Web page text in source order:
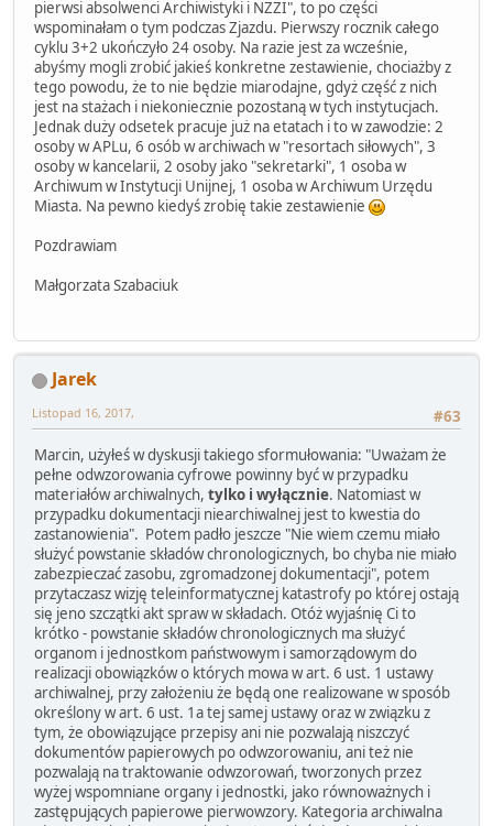
pierwsi absolwenci Archiwistyki i NZZI", to po części
wspominałam o tym podczas Zjazdu. Pierwszy rocznik całego
cyklu 3+2 ukończyło 24 osoby. Na razie jest za wcześnie,
abyśmy mogli zrobić jakieś konkretne zestawienie, chociażby z
tego powodu, że to nie będzie miarodajne, gdyż część z nich
jest na stażach i niekoniecznie pozostaną w tych instytucjach.
Jednak duży odsetek pracuje już na etatach i to w zawodzie: 2
osoby w APLu, 6 osób w archiwach w "resortach siłowych", 3
osoby w kancelarii, 2 osoby jako "sekretarki", 1 osoba w
Archiwum w Instytucji Unijnej, 1 osoba w Archiwum Urzędu
Miasta. Na pewno kiedyś zrobię takie zestawienie
Pozdrawiam
Małgorzata Szabaciuk
Jarek
#63
Listopad 16, 2017,
Marcin, użyłeś w dyskusji takiego sformułowania: "Uważam że
pełne odwzorowania cyfrowe powinny być w przypadku
materiałów archiwalnych, tylko i wyłącznie. Natomiast w
przypadku dokumentacji niearchiwalnej jest to kwestia do
zastanowienia". Potem padło jeszcze "Nie wiem czemu miało
służyć powstanie składów chronologicznych, bo chyba nie miało
zabezpieczać zasobu, zgromadzonej dokumentacji", potem
przytaczasz wizję teleinformatycznej katastrofy po której ostają
się jeno szczątki akt spraw w składach. Otóż wyjaśnię Ci to
krótko - powstanie składów chronologicznych ma służyć
organom i jednostkom państwowym i samorządowym do
realizacji obowiązków o których mowa w art. 6 ust. 1 ustawy
archiwalnej, przy założeniu że będą one realizowane w sposób
określony w art. 6 ust. 1a tej samej ustawy oraz w związku z
tym, że obowiązujące przepisy ani nie pozwalają niszczyć
dokumentów papierowych po odwzorowaniu, ani też nie
pozwalają na traktowanie odwzorowań, tworzonych przez
wyżej wspomniane organy i jednostki, jako równoważnych i
zastępujących papierowe pierwowzory. Kategoria archiwalna